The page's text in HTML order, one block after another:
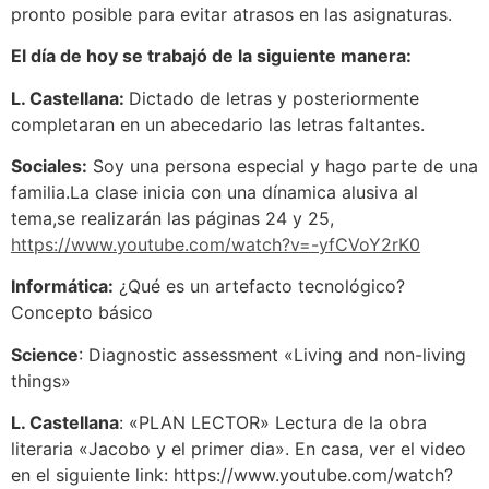
pronto posible para evitar atrasos en las asignaturas.
El día de hoy se trabajó de la siguiente manera:
L. Castellana: Dictado de letras y posteriormente
completaran en un abecedario las letras faltantes.
Sociales: Soy una persona especial y hago parte de una
familia.La clase inicia con una dínamica alusiva al
tema,se realizarán las páginas 24 y 25,
https://www.youtube.com/watch?v=-yfCVoY2rK0
Informática: ¿Qué es un artefacto tecnológico?
Concepto básico
Science: Diagnostic assessment «Living and non-living
things»
L. Castellana: «PLAN LECTOR» Lectura de la obra
literaria «Jacobo y el primer dia». En casa, ver el video
en el siguiente link: https://www.youtube.com/watch?